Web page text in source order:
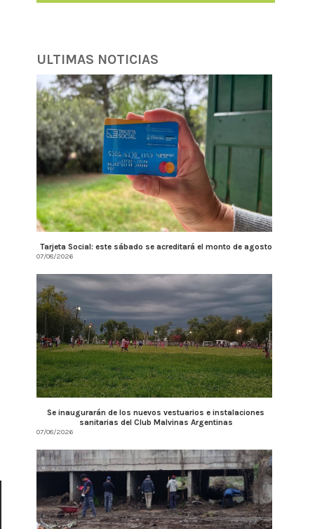
ULTIMAS NOTICIAS
Tarjeta Social: este sábado se acreditará el monto de agosto
07/08/2026
Se inaugurarán de los nuevos vestuarios e instalaciones
sanitarias del Club Malvinas Argentinas
07/08/2026